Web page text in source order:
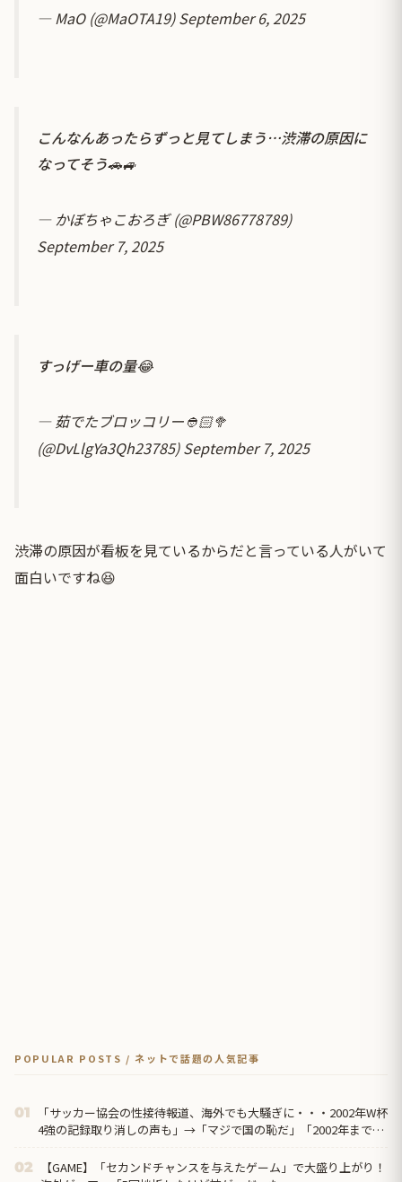
— MaO (@MaOTA19)September 6, 2025
こんなんあったらずっと見てしまう…渋滞の原因に
なってそう🚗🚙
— かぼちゃこおろぎ (@PBW86778789)
September 7, 2025
すっげー車の量😂
— 茹でたブロッコリー👲🏻🥦
(@DvLlgYa3Qh23785)September 7, 2025
渋滞の原因が看板を見ているからだと言っている人がいて
面白いですね😆
POPULAR POSTS / ネットで話題の人気記事
01
「サッカー協会の性接待報道、海外でも大騒ぎに・・・2002年W杯
4強の記録取り消しの声も」→「マジで国の恥だ」「2002年まで疑
飛ばすね」
02
【GAME】「セカンドチャンスを与えたゲーム」で大盛り上がり！